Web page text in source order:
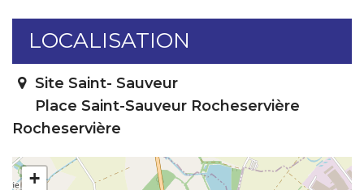
LOCALISATION
Site Saint- Sauveur
Place Saint-Sauveur Rocheservière
Rocheservière
+